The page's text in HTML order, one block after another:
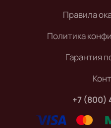
Правила
Политика
Гарантия
+7 (800)